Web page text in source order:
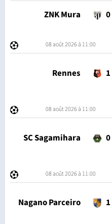
ZNK Mura 0
08 août 2026 à 11:00
Rennes 1
08 août 2026 à 11:00
SC Sagamihara 0
08 août 2026 à 11:00
Nagano Parceiro 1